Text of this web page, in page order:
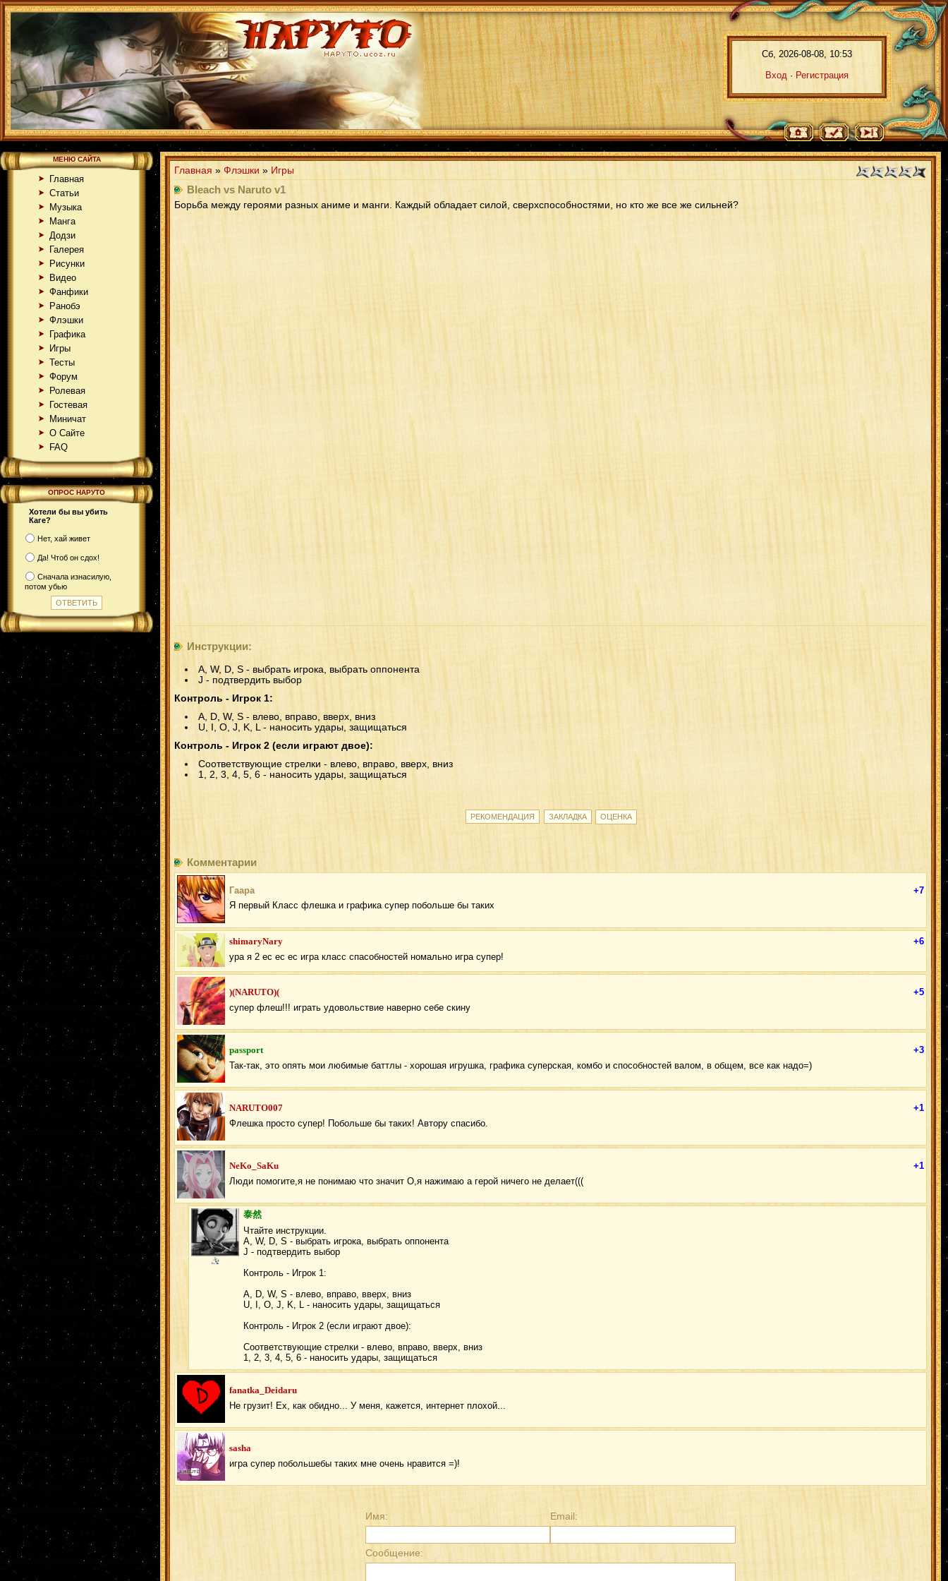
Сб, 2026-08-08, 10:53
Вход · Регистрация
МЕНЮ САЙТА
Главная
Статьи
Музыка
Манга
Додзи
Галерея
Рисунки
Видео
Фанфики
Ранобэ
Флэшки
Графика
Игры
Тесты
Форум
Ролевая
Гостевая
Миничат
О Сайте
FAQ
ОПРОС НАРУТО
Хотели бы вы убить
Каге?
Нет, хай живет
Да! Чтоб он сдох!
Сначала изнасилую,
потом убью
Главная » Флэшки » Игры
Bleach vs Naruto v1
Борьба между героями разных аниме и манги. Каждый обладает силой, сверхспособностями, но кто же все же сильней?
Инструкции:
A, W, D, S - выбрать игрока, выбрать оппонента
J - подтвердить выбор
Контроль - Игрок 1:
A, D, W, S - влево, вправо, вверх, вниз
U, I, O, J, K, L - наносить удары, защищаться
Контроль - Игрок 2 (если играют двое):
Соответствующие стрелки - влево, вправо, вверх, вниз
1, 2, 3, 4, 5, 6 - наносить удары, защищаться
Комментарии
+7
Гаара
Я первый Класс флешка и графика супер побольше бы таких
+6
shimaryNary
ура я 2 ес ес ес игра класс спасобностей номально игра супер!
+5
)(NARUTO)(
супер флеш!!! играть удовольствие наверно себе скину
+3
passport
Так-так, это опять мои любимые баттлы - хорошая игрушка, графика суперская, комбо и способностей валом, в общем, все как надо=)
+1
NARUTO007
Флешка просто супер! Побольше бы таких! Автору спасибо.
+1
NeKo_SaKu
Люди помогите,я не понимаю что значит О,я нажимаю а герой ничего не делает(((
泰然
Чтайте инструкции.
A, W, D, S - выбрать игрока, выбрать оппонента
J - подтвердить выбор
Контроль - Игрок 1:
A, D, W, S - влево, вправо, вверх, вниз
U, I, O, J, K, L - наносить удары, защищаться
Контроль - Игрок 2 (если играют двое):
Соответствующие стрелки - влево, вправо, вверх, вниз
1, 2, 3, 4, 5, 6 - наносить удары, защищаться
fanatka_Deidaru
Не грузит! Ех, как обидно... У меня, кажется, интернет плохой...
sasha
игра супер побольшебы таких мне очень нравится =)!
Имя: Email:
Сообщение: